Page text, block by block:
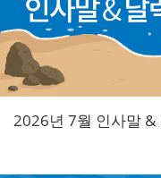
2026년 7월 인사말